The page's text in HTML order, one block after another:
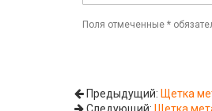
Поля отмеченные*
Предыдущий: Щетка